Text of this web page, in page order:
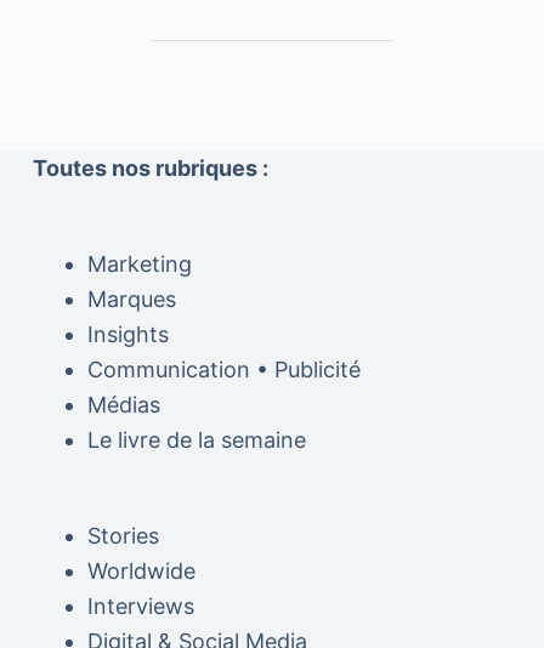
Toutes nos rubriques :
Marketing
Marques
Insights
Communication • Publicité
Médias
Le livre de la semaine
Stories
Worldwide
Interviews
Digital & Social Media